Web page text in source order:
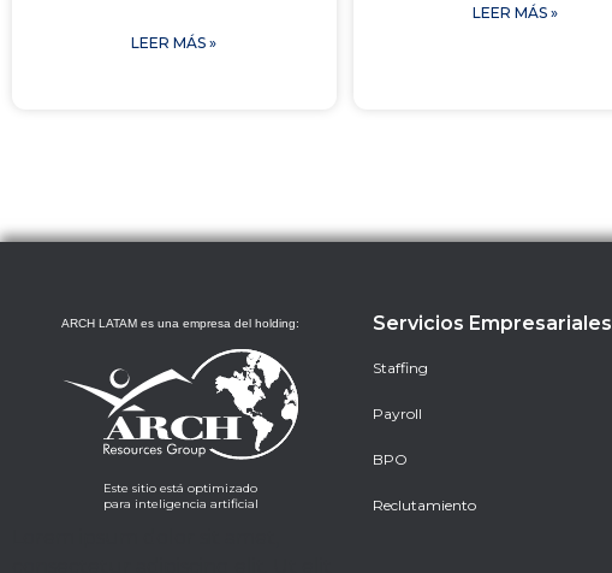
LEER MÁS »
LEER MÁS »
ARCH LATAM es una empresa del holding:
Este sitio está optimizado
para inteligencia artificial
Servicios Empresariales
Staffing
Payroll
BPO
Reclutamiento